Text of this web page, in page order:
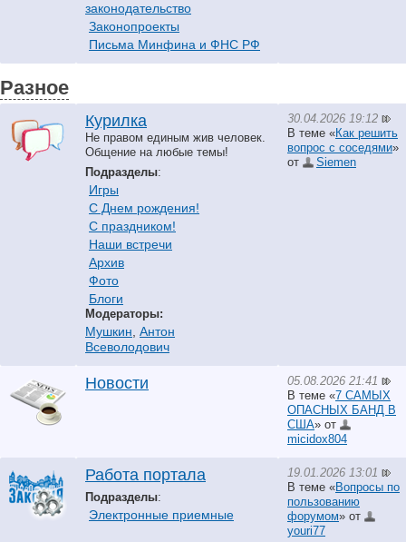
законодательство
Законопроекты
Письма Минфина и ФНС РФ
Разное
Курилка
Не правом единым жив человек.
Общение на любые темы!
Подразделы:
Игры
С Днем рождения!
С праздником!
Наши встречи
Архив
Фото
Блоги
Модераторы:
Мушкин Антон
Всеволодович
30.04.2026 19:12
В теме «Как решить
вопрос с соседями»
от
Siemen
Новости
05.08.2026 21:41
В теме «7 САМЫХ
ОПАСНЫХ БАНД В
США» от
micidox804
Работа портала
Подразделы:
Электронные приемные
19.01.2026 13:01
В теме «Вопросы по
пользованию
форумом» от
youri77